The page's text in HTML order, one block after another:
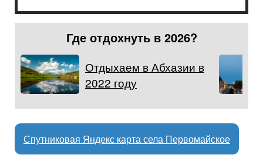
Где отдохнуть в 2026?
Отдыхаем в Абхазии в
2022 году
Спутниковая Яндекс карта села Первомайское